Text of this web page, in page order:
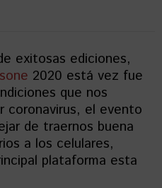
exitosas ediciones,
2020 está vez fue
que nos
coronavirus, el evento
de traernos buena
a los celulares,
plataforma esta